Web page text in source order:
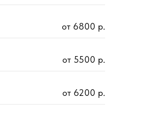
от 6800 р.
от 5500 р.
от 6200 р.